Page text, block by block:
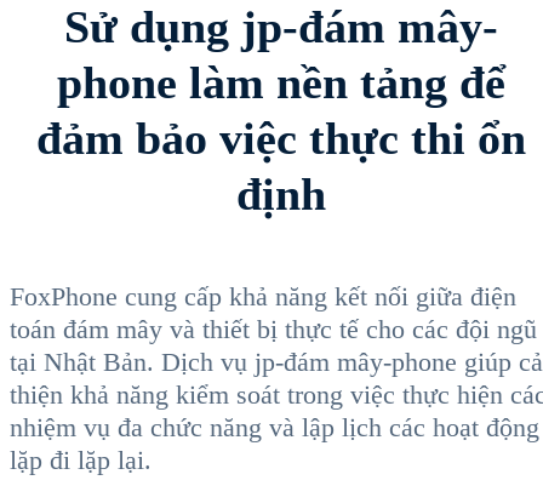
Sử dụng jp-đám mây-
phone làm nền tảng để
đảm bảo việc thực thi ổn
định
FoxPhone cung cấp khả năng kết nối giữa điện
toán đám mây và thiết bị thực tế cho các đội ngũ
tại Nhật Bản. Dịch vụ jp-đám mây-phone giúp
thiện khả năng kiểm soát trong việc thực hiện
nhiệm vụ đa chức năng và lập lịch các hoạt động
lặp đi lặp lại.